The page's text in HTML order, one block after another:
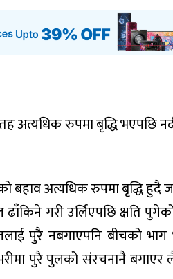
अत्यधिक रुपमा बृद्धि भएपछि
अत्यधिक रुपमा बृद्धि हुदै
गरी उर्लिएपछि क्षति
पुरै नबगाएपनि बीचको भाग
पुरै पुलको संंरचनानै